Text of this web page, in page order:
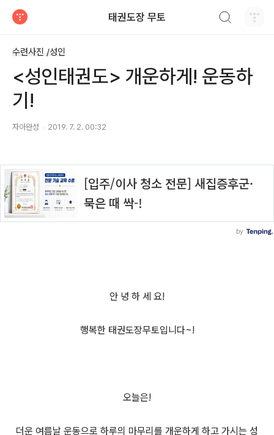
태권도장 무토
수련사진 /성인
<성인태권도> 개운하게! 운동하
기!
자아완성 2019. 7. 2. 00:32
안 녕 하 세 요!
행복한 태권도장무토입니다~!
오늘은!
더운 여름날 운동으로 하루의 마무리를 개운하게 하고 가시는 성